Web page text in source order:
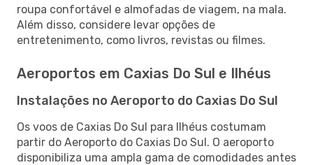
roupa confortável e almofadas de viagem, na mala.
Além disso, considere levar opções de
entretenimento, como livros, revistas ou filmes.
Aeroportos em Caxias Do Sul e Ilhéus
Instalações no Aeroporto do Caxias Do Sul
Os voos de Caxias Do Sul para Ilhéus costumam
partir do Aeroporto do Caxias Do Sul. O aeroporto
disponibiliza uma ampla gama de comodidades antes